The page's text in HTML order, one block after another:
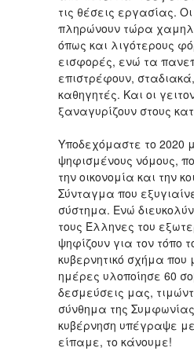
τις θέσεις εργασίας.
πληρώνουν τώρα
όπως και λιγότερους
εισφορές, ενώ τα
επιστρέφουν,
καθηγητές. Και οι
ξαναγυρίζουν στους
Υποδεχόμαστε το 2020
ψηφισμένους νόμους,
την οικονομία και την
Σύνταγμα που
σύστημα. Ενώ
τους Έλληνες του
ψηφίζουν για τον τόπο
κυβερνητικό σχήμα
ημέρες υλοποίησε 60
δεσμεύσεις μας,
σύνθημα της
κυβέρνηση υπέγραψε
είπαμε, το κάνουμε!